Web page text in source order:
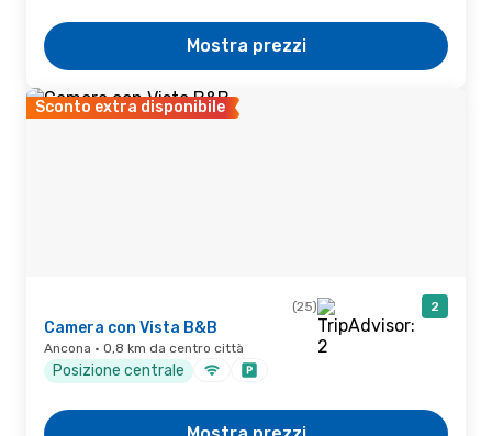
Mostra prezzi
Sconto extra disponibile
(25) 2
Camera con Vista B&B
Ancona · 0,8 km da centro città
Posizione centrale